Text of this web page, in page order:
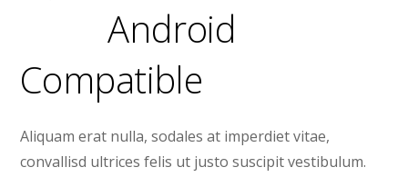
Android
Compatible
Aliquam erat nulla, sodales at imperdiet vitae,
convallisd ultrices felis ut justo suscipit vestibulum.